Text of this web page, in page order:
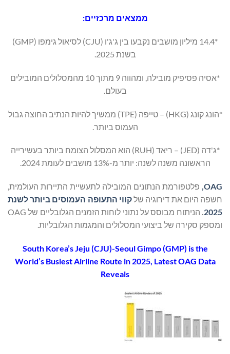
ממצאים מרכזיים:
*14.4 מיליון מושבים נקבעו בין ג'ג'ו (CJU) לסיאול גימפו (GMP)
בשנת 2025.
*אסיה פסיפיק מובילה, ומהווה 9 מתוך 10 מהמסלולים המובילים
בעולם.
*הונג קונג (HKG) – טייפה (TPE) ממשיך להיות הנתיב החוצה גבול
העמוס ביותר.
*ג'דה (JED) – ריאד (RUH) הוא המסלול הצומח ביותר בעשירייה
הראשונה משנה לשנה: יותר מ-13% מושבים לעומת 2024.
OAG, פלטפורמת הנתונים המובילה לתעשיית התיירות העולמית,
חשפה היום את דירוגיה שלקווי התעופה העמוסים ביותר לשנת
2025
.
הניתוח מבוסס על נתוני לוחות הזמנים הגלובליים של OAG
ומספק סקירה של ביצועי המסלולים והמגמות הגלובליות.
South Korea’s Jeju (CJU)-Seoul Gimpo (GMP) is the
World’s Busiest Airline Route in 2025, Latest OAG Data
Reveals